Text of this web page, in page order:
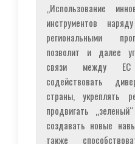
„Использование
инструментов
региональными
позволит и далее
связи между ЕС
содействовать
страны, укреплять
продвигать
создавать новые
также